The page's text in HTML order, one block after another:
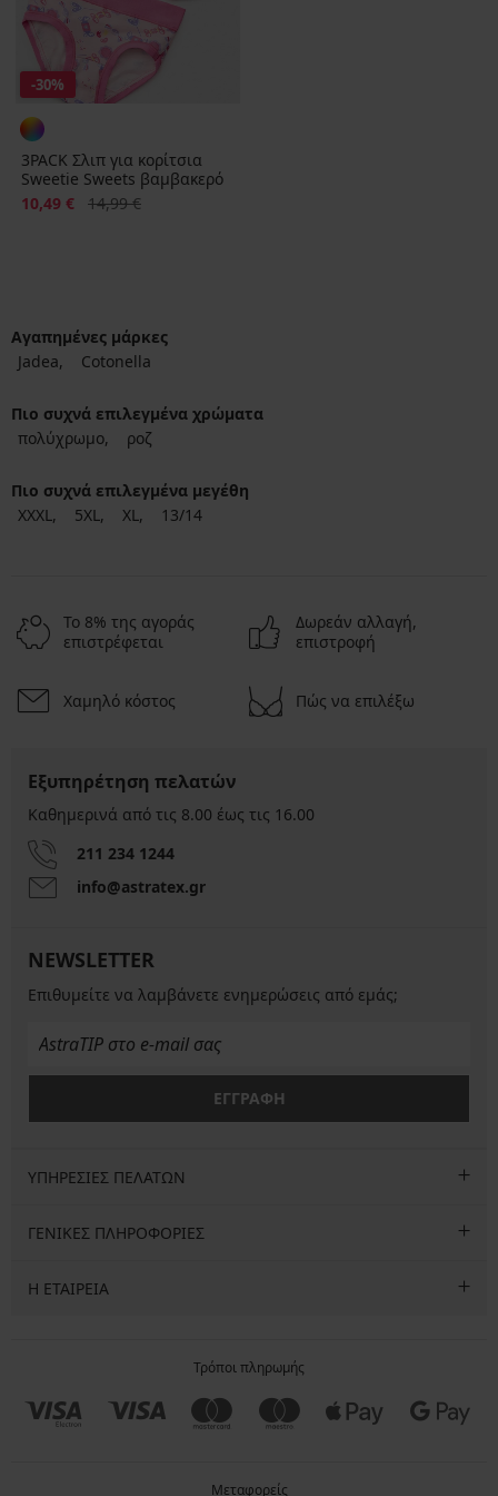
-30%
3PACK Σλιπ για κορίτσια
Sweetie Sweets βαμβακερό
Έκπτωση
10,49 € Αρχική τιμή
14,99 €
Αγαπημένες μάρκες
Jadea
Cotonella
Πιο συχνά επιλεγμένα χρώματα
πολύχρωμο
ροζ
Πιο συχνά επιλεγμένα μεγέθη
XXXL
5XL XL 13/14
Το 8% της αγοράς
επιστρέφεται
Δωρεάν αλλαγή,
επιστροφή
Χαμηλό κόστος Πώς να επιλέξω
Εξυπηρέτηση πελατών
Καθημερινά από τις 8.00 έως τις 16.00
211 234 1244
info@astratex.gr
NEWSLETTER
Επιθυμείτε να λαμβάνετε ενημερώσεις από εμάς;
ΕΓΓΡΑΦΗ
ΥΠΗΡΕΣΙΕΣ ΠΕΛΑΤΩΝ
ΓΕΝΙΚΕΣ ΠΛΗΡΟΦΟΡΙΕΣ
Η ΕΤΑΙΡΕΙΑ
Τρόποι πληρωμής
Μεταφορείς